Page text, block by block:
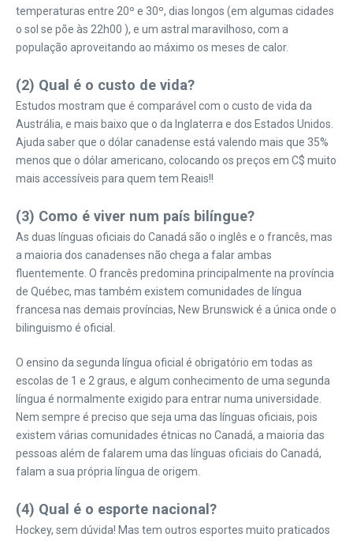
temperaturas entre 20º e 30º, dias longos (em algumas cidades
o sol se põe às 22h00 ), e um astral maravilhoso, com a
população aproveitando ao máximo os meses de calor.
(2) Qual é o custo de vida?
Estudos mostram que é comparável com o custo de vida da
Austrália, e mais baixo que o da Inglaterra e dos Estados Unidos.
Ajuda saber que o dólar canadense está valendo mais que 35%
menos que o dólar americano, colocando os preços em C$ muito
mais accessíveis para quem tem Reais!!
(3) Como é viver num país bilíngue?
As duas línguas oficiais do Canadá são o inglês e o francês, mas
a maioria dos canadenses não chega a falar ambas
fluentemente. O francês predomina principalmente na província
de Québec, mas também existem comunidades de língua
francesa nas demais províncias, New Brunswick é a única onde o
bilinguismo é oficial.
O ensino da segunda língua oficial é obrigatório em todas as
escolas de 1 e 2 graus, e algum conhecimento de uma segunda
língua é normalmente exigido para entrar numa universidade.
Nem sempre é preciso que seja uma das línguas oficiais, pois
existem várias comunidades étnicas no Canadá, a maioria das
pessoas além de falarem uma das línguas oficiais do Canadá,
falam a sua própria língua de origem.
(4) Qual é o esporte nacional?
Hockey, sem dúvida! Mas tem outros esportes muito praticados